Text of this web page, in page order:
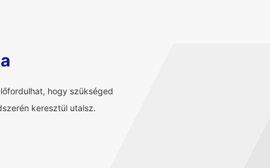
hogy szükséged
keresztül utalsz.